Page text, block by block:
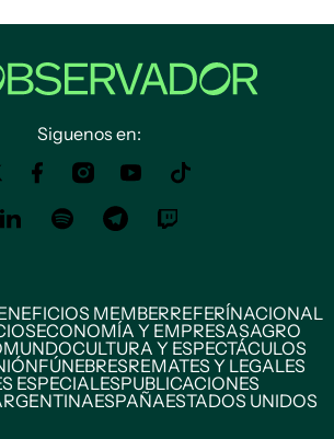
Siguenos en:
MEMBERREFERÍNACIONAL
ECONOMÍA Y EMPRESASAGRO
MUNDOCULTURA Y ESPECTÁCULOS
FÚNEBRESREMATES Y LEGALES
ESPECIALESPUBLICACIONES
ESPAÑAESTADOS UNIDOS